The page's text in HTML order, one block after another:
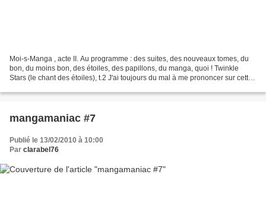
Moi-s-Manga , acte II. Au programme : des suites, des nouveaux tomes, du
bon, du moins bon, des étoiles, des papillons, du manga, quoi ! Twinkle
Stars (le chant des étoiles), t.2 J'ai toujours du mal à me prononcer sur cette
mangamaniac #7
Publié le 13/02/2010 à 10:00
Par clarabel76